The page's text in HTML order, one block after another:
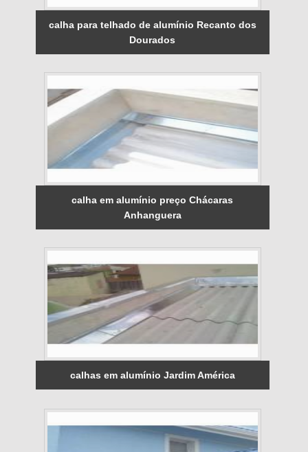
calha para telhado de alumínio Recanto dos
Dourados
calha em alumínio preço Chácaras
Anhanguera
calhas em alumínio Jardim América